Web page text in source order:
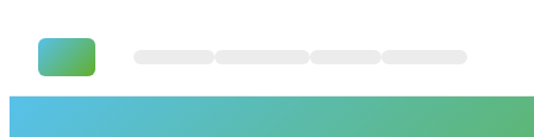
Blog Themenübersicht